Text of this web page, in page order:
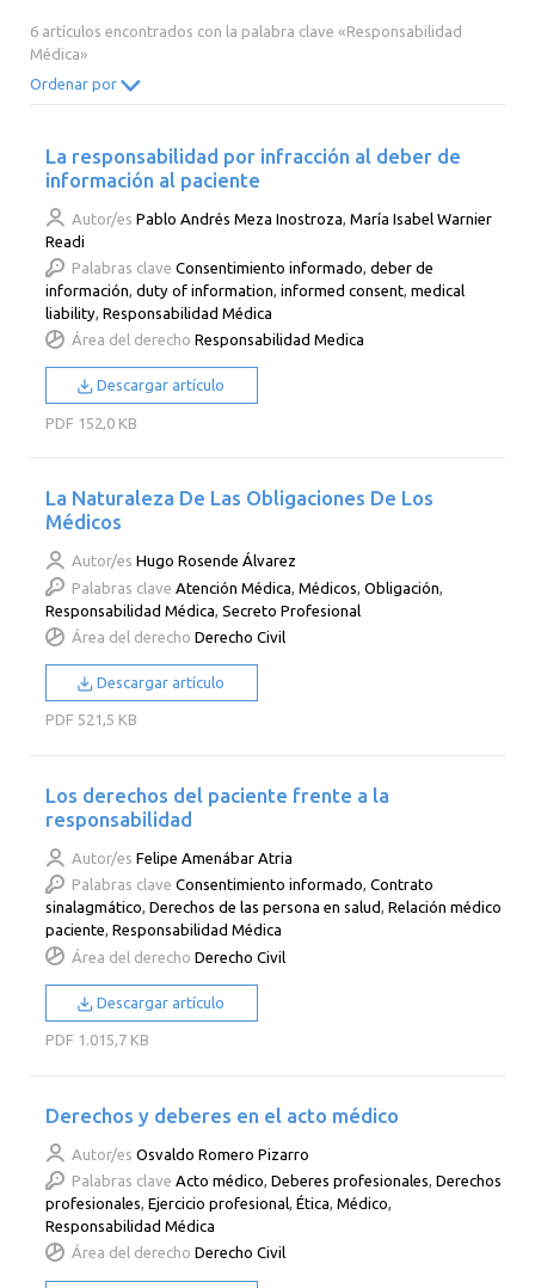
6 artículos encontrados con la palabra clave «Responsabilidad
Médica»
Ordenar por
La responsabilidad por infracción al deber de
información al paciente
Autor/es Pablo Andrés Meza Inostroza ,María Isabel Warnier
Readi
Palabras clave Consentimiento informado,deber de
información,duty of information,informed consent,medical
liability,Responsabilidad Médica
Área del derecho Responsabilidad Medica
Descargar artículo
PDF 152,0 KB
La Naturaleza De Las Obligaciones De Los
Médicos
Autor/es Hugo Rosende Álvarez
Palabras clave Atención Médica ,Médicos ,Obligación
Responsabilidad Médica ,Secreto Profesional
Área del derecho Derecho Civil
Descargar artículo
PDF 521,5 KB
Los derechos del paciente frente a la
responsabilidad
Autor/es Felipe Amenábar Atria
Palabras clave Consentimiento informado,Contrato
sinalagmático,Derechos de las persona en salud,Relación médico
paciente,Responsabilidad Médica
Área del derecho Derecho Civil
Descargar artículo
PDF 1.015,7 KB
Derechos y deberes en el acto médico
Autor/es Osvaldo Romero Pizarro
Palabras clave Acto médico,Deberes profesionales,Derechos
profesionales,Ejercicio profesional,Ética,Médico,
Responsabilidad Médica
Área del derecho Derecho Civil